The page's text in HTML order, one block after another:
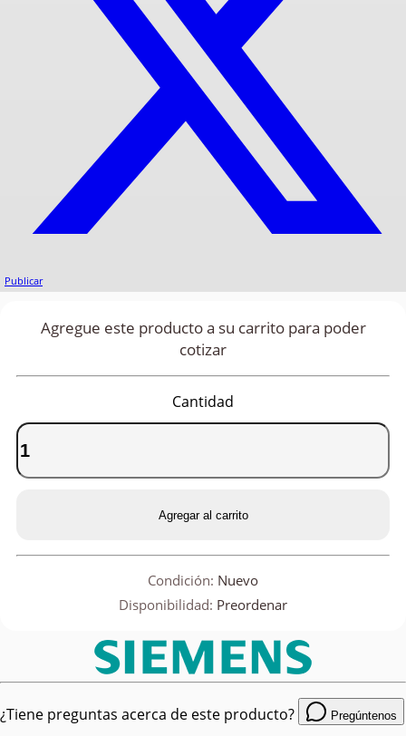
Publicar
Agregue este producto a su carrito para poder
cotizar
Cantidad
Agregar al carrito
Condición: Nuevo
Disponibilidad: Preordenar
¿Tiene preguntas acerca de este producto? Pregúntenos